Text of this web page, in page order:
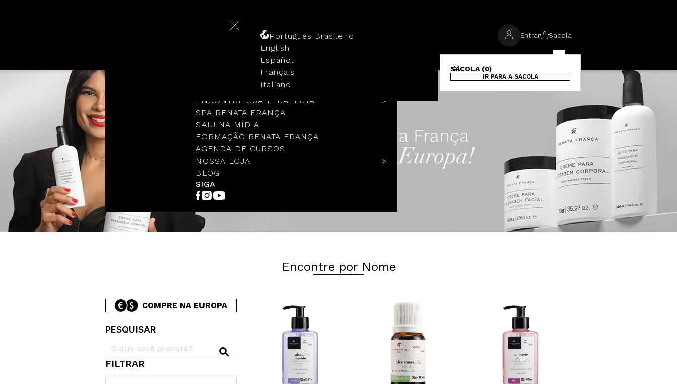
NOSSA HISTÓRIA
ENCONTRE SUA TERAPEUTA
SPA RENATA FRANÇA
SAIU NA MÍDIA
FORMAÇÃO RENATA FRANÇA
AGENDA DE CURSOS
NOSSA LOJA
BLOG
SIGA
Português Brasileiro
English
Español
Français
Italiano
Entrar Sacola
SACOLA (0)
IR PARA A SACOLA
Encontre por Nome
COMPRE NA EUROPA
PESQUISAR
FILTRAR